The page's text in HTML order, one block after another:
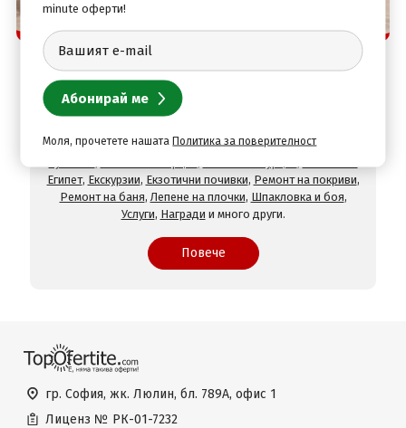
Защо да изберете нас
TopOfertite.com - най-предпочитан онлайн сайт
за почивки и услуги с отстъпки
При нас ще намерите оферти за
СПА хотели
Хисаря,Хотели в Сандански,Хотели в Девин,Почивки в
Египет, Екскурзии, Екзотични почивки, Ремонт на покриви,
Ремонт на баня, Лепене на плочки, Шпакловка и боя,
Услуги, Награди и много други.
Повече
гр. София, жк. Люлин, бл. 789А, офис 1
Лиценз № РК-01-7232
minute оферти!
Моля, прочетете нашатаПолитика за поверителност